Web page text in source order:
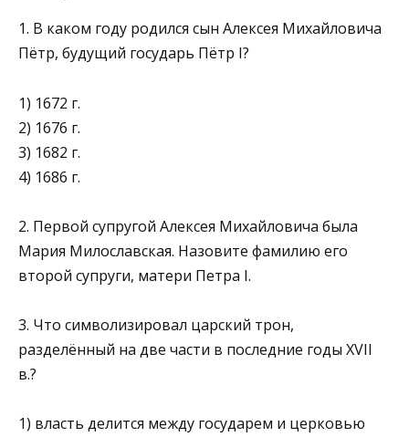
1. В каком году родился сын Алексея Михайловича
Пётр, бу­дущий государь Пётр I?
1) 1672 г.
2) 1676 г.
3) 1682 г.
4) 1686 г.
2. Первой супругой Алексея Михайловича была
Мария Милославская. Назовите фамилию его
второй супруги, ма­тери Петра I.
3. Что символизировал царский трон,
разделённый на две части в последние годы XVII
в.?
1) власть делится между государем и церковью